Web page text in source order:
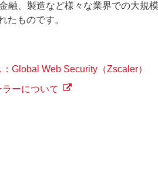
融、製造など様々な業界での大規
たものです。
Global Web Security（Zscaler）
ーについて